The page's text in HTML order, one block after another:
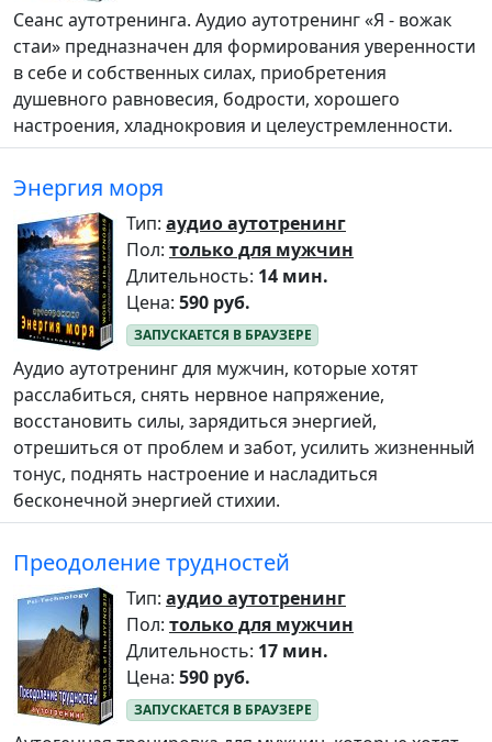
Сеанс аутотренинга. Аудио аутотренинг «Я - вожак
стаи» предназначен для формирования уверенности
в себе и собственных силах, приобретения
душевного равновесия, бодрости, хорошего
настроения, хладнокровия и целеустремленности.
Энергия моря
Тип: аудио аутотренинг
Пол: только для мужчин
Длительность: 14 мин.
Цена: 590 руб.
Аудио аутотренинг для мужчин, которые хотят
расслабиться, снять нервное напряжение,
восстановить силы, зарядиться энергией,
отрешиться от проблем и забот, усилить жизненный
тонус, поднять настроение и насладиться
бесконечной энергией стихии.
Преодоление трудностей
Тип: аудио аутотренинг
Пол: только для мужчин
Длительность: 17 мин.
Цена: 590 руб.